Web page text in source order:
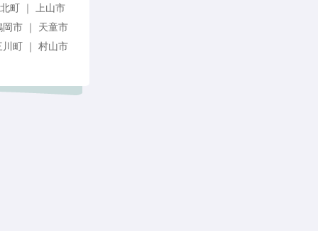
町 ｜ 上山市
市 ｜ 天童市
町 ｜ 村山市